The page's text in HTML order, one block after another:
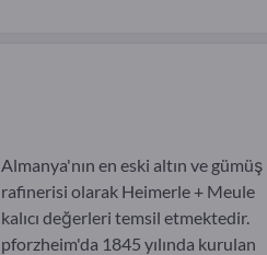
Almanya'nın en eski altın ve gümüş
rafinerisi olarak Heimerle + Meule
kalıcı değerleri temsil etmektedir.
pforzheim'da 1845 yılında kurulan